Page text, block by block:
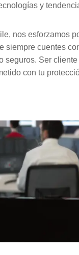
y
nos esforzamos
siempre cuentes
seguros. Ser
con tu